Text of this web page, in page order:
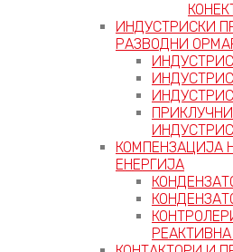
ИНДУСТРИСКИ
РАЗВОДНИ
КОМПЕНЗАЦИЈА
ЕНЕРГИЈА